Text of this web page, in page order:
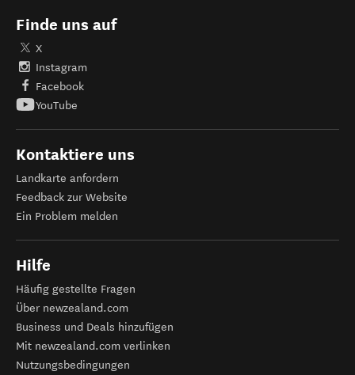
Finde uns auf
X
Instagram
Facebook
YouTube
Kontaktiere uns
Landkarte anfordern
Feedback zur Website
Ein Problem melden
Hilfe
Häufig gestellte Fragen
Über newzealand.com
Business und Deals hinzufügen
Mit newzealand.com verlinken
Nutzungsbedingungen